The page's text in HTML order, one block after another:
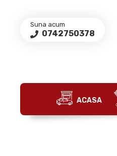
Suna acum
0742750378
ACASA